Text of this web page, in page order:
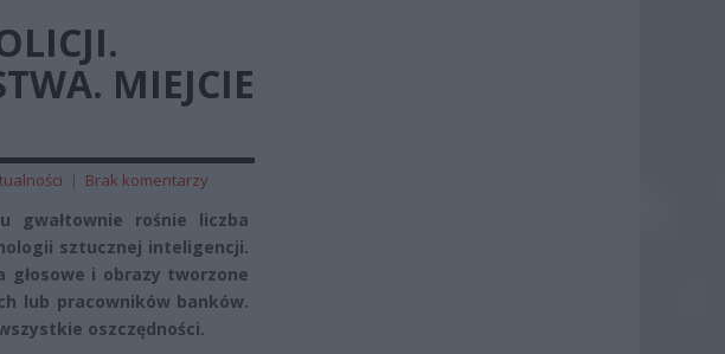
MIEJCIE
| Brak komentarzy
gwałtownie rośnie liczba
sztucznej inteligencji.
głosowe i obrazy tworzone
lub pracowników banków.
oszczędności.